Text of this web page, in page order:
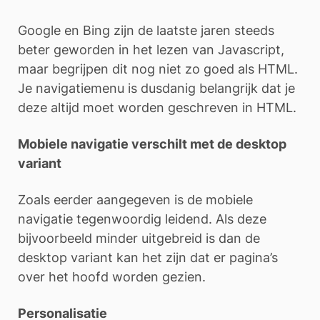
Google en Bing zijn de laatste jaren steeds
beter geworden in het lezen van Javascript,
maar begrijpen dit nog niet zo goed als HTML.
Je navigatiemenu is dusdanig belangrijk dat je
deze altijd moet worden geschreven in HTML.
Mobiele navigatie verschilt met de desktop
variant
Zoals eerder aangegeven is de mobiele
navigatie tegenwoordig leidend. Als deze
bijvoorbeeld minder uitgebreid is dan de
desktop variant kan het zijn dat er pagina’s
over het hoofd worden gezien.
Personalisatie